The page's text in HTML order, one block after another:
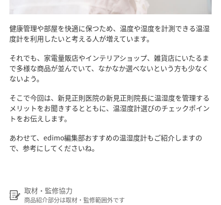
健康管理や部屋を快適に保つため、温度や湿度を計測できる温湿
度計を利用したいと考える人が増えています。
それでも、家電量販店やインテリアショップ、雑貨店にいたるま
で多様な商品が並んでいて、なかなか選べないという方も少なく
ないよう。
そこで今回は、新見正則医院の新見正則院長に温湿度を管理する
メリットをお聞きするとともに、温湿度計選びのチェックポイン
トをお伝えします。
あわせて、edimo編集部おすすめの温湿度計もご紹介しますの
で、参考にしてくださいね。
取材・監修協力
商品紹介部分は取材・監修範囲外です